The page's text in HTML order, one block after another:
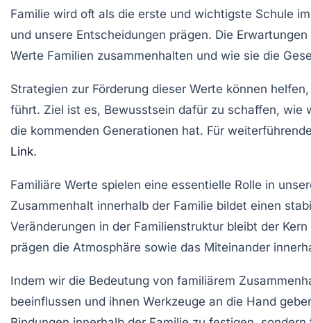
Familie wird oft als die erste und wichtigste Schule
und unsere Entscheidungen prägen. Die
Werte Familien zusammenhalten und wie sie die
Strategien zur Förderung dieser Werte können
führt. Ziel ist es, Bewusstsein dafür zu schaffen,
die kommenden Generationen hat. Für
Link.
Familiäre Werte spielen eine essentielle Rolle in
Zusammenhalt innerhalb der Familie bildet einen
Veränderungen in der Familienstruktur bleibt der
prägen die Atmosphäre sowie das Miteinander
Indem wir die Bedeutung von familiärem
beeinflussen und ihnen Werkzeuge an die Hand